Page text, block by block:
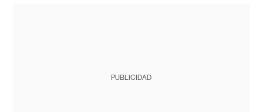
PUBLICIDAD